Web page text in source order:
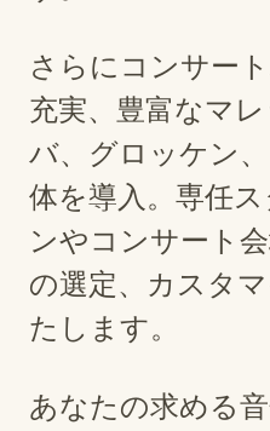
さらにコンサー
充実、豊富なマ
バ、グロッケン
体を導入。専任
ンやコンサート
の選定、カスタ
たします。
あなたの求める